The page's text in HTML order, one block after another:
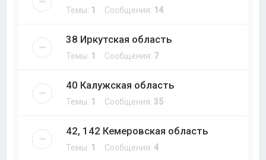
Темы: 1 Сообщения: 14
38 Иркутская область
Темы: 1 Сообщения: 7
40 Калужская область
Темы: 1 Сообщения: 35
42, 142 Кемеровская область
Темы: 1 Сообщения:4